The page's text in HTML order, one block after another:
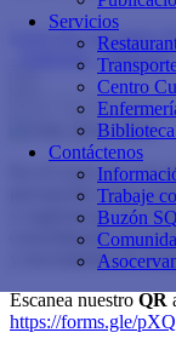
Servicios
Centro
Contáctenos
Trabaje
Buzón
Liceo de Cervantes
- Trilingüe - Bilingüe
En el Liceo de
percepción sobre
y sugerencias son
consolidando un
y necesidades de
Escanea nuestro QR
https://forms.gle/